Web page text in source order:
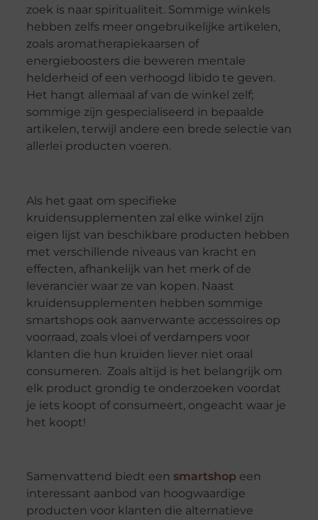
zoek is naar spiritualiteit. Sommige winkels
hebben zelfs meer ongebruikelijke artikelen,
zoals aromatherapiekaarsen of
energieboosters die beweren mentale
helderheid of een verhoogd libido te geven.
Het hangt allemaal af van de winkel zelf;
sommige zijn gespecialiseerd in bepaalde
artikelen, terwijl andere een brede selectie van
allerlei producten voeren.
Als het gaat om specifieke
kruidensupplementen zal elke winkel zijn
eigen lijst van beschikbare producten hebben
met verschillende niveaus van kracht en
effecten, afhankelijk van het merk of de
leverancier waar ze van kopen. Naast
kruidensupplementen hebben sommige
smartshops ook aanverwante accessoires op
voorraad, zoals vloei of verdampers voor
klanten die hun kruiden liever niet oraal
consumeren. Zoals altijd is het belangrijk om
elk product grondig te onderzoeken voordat
je iets koopt of consumeert, ongeacht waar je
het koopt!
Samenvattend biedt een smartshop een
interessant aanbod van hoogwaardige
producten voor klanten die alternatieve